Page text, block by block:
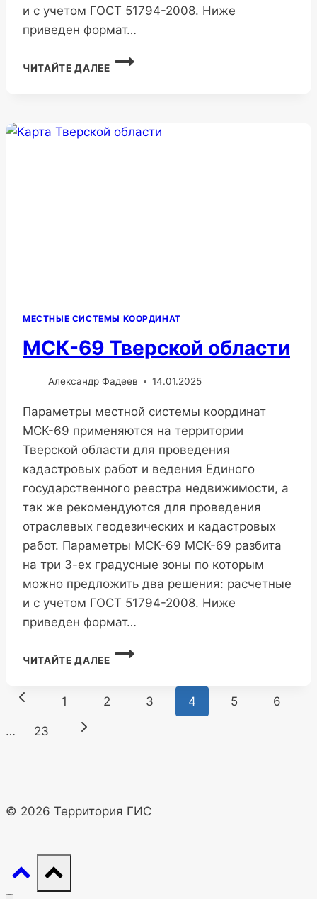
и с учетом ГОСТ 51794-2008. Ниже
приведен формат…
ЧИТАЙТЕ ДАЛЕЕ
МСК-73
УЛЬЯНОВСКОЙ
МЕСТНЫЕ СИСТЕМЫ КООРДИНАТ
МСК-69 Тверской области
Александр Фадеев 14.01.2025
Параметры местной системы координат
МСК-69 применяются на территории
Тверской области для проведения
кадастровых работ и ведения Единого
государственного реестра недвижимости, а
так же рекомендуются для проведения
отраслевых геодезических и кадастровых
работ. Параметры МСК-69 МСК-69 разбита
на три 3-ех градусные зоны по которым
можно предложить два решения: расчетные
и с учетом ГОСТ 51794-2008. Ниже
приведен формат…
ЧИТАЙТЕ ДАЛЕЕ
МСК-69
ТВЕРСКОЙ
Навигация
по
Предыдущая
страница
1 2 3 4 5 6
… 23
Следующая
© 2026 Территория ГИС